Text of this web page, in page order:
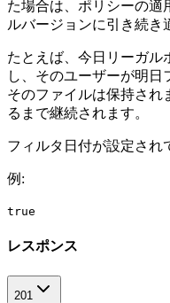
た場合は、ポリシーの適
ルバージョンに引き続き
たとえば、今日リーガル
し、そのユーザーが明日
そのファイルは保持され
るまで継続されます。
フィルタ日付が設定され
例 :
true
レスポンス
201